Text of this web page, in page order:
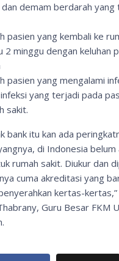
demam berdarah yang
pasien yang kembali ke
2 minggu dengan keluhan
pasien yang mengalami
yang terjadi pada
sakit.
bank itu kan ada
di Indonesia
rumah sakit. Diukur dan
cuma akreditasi yang
kertas-
Guru Besar FKM